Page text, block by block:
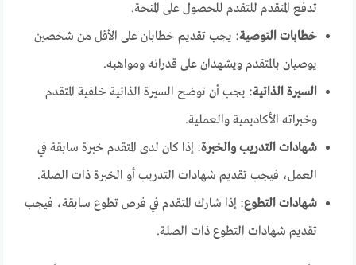
تدفع المتقدم للتقدم للحصول على المنحة.
خطابات التوصية: يجب تقديم خطابان على الأقل من شخصين
يوصيان بالمتقدم ويشهدان على قدراته ومواهبه.
السيرة الذاتية: يجب أن توضح السيرة الذاتية خلفية المتقدم
وخبراته الأكاديمية والعملية.
شهادات التدريب والخبرة: إذا كان لدى المتقدم خبرة سابقة في
العمل، فيجب تقديم شهادات التدريب أو الخبرة ذات الصلة.
شهادات التطوع: إذا شارك المتقدم في فرص تطوع سابقة، فيجب
تقديم شهادات التطوع ذات الصلة.